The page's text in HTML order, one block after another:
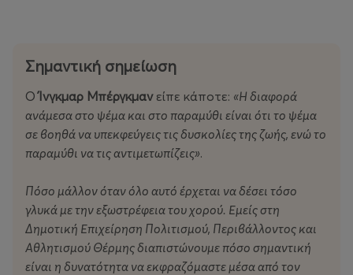
Σημαντική σημείωση
ΟΊνγκμαρ Μπέργκμανείπε κάποτε: «Η διαφορά
ανάμεσα στο ψέμα και στο παραμύθι είναι ότι το ψέμα
σε βοηθά να υπεκφεύγεις τις δυσκολίες της ζωής, ενώ το
παραμύθι να τις αντιμετωπίζεις».
Πόσο μάλλον όταν όλο αυτό έρχεται να δέσει τόσο
γλυκά με την εξωστρέφεια του χορού. Εμείς στη
Δημοτική Επιχείρηση Πολιτισμού, Περιβάλλοντος και
Αθλητισμού Θέρμης διαπιστώνουμε πόσο σημαντική
είναι η δυνατότητα να εκφραζόμαστε μέσα από τον